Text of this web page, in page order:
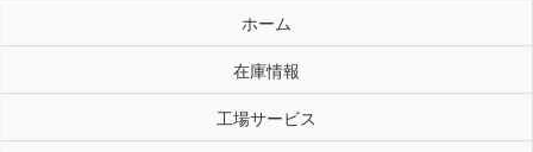
ホーム
在庫情報
工場サービス